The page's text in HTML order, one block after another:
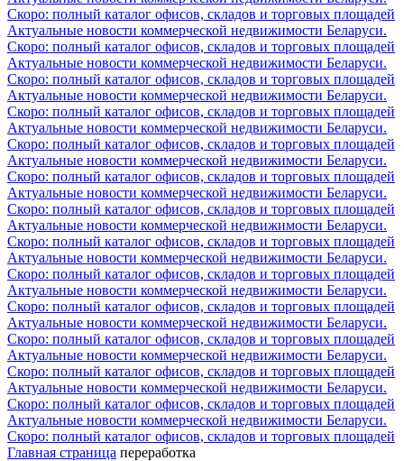
Скоро: полный каталог офисов, складов и торговых площадей
Актуальные новости коммерческой недвижимости Беларуси.
Скоро: полный каталог офисов, складов и торговых площадей
Актуальные новости коммерческой недвижимости Беларуси.
Скоро: полный каталог офисов, складов и торговых площадей
Актуальные новости коммерческой недвижимости Беларуси.
Скоро: полный каталог офисов, складов и торговых площадей
Актуальные новости коммерческой недвижимости Беларуси.
Скоро: полный каталог офисов, складов и торговых площадей
Актуальные новости коммерческой недвижимости Беларуси.
Скоро: полный каталог офисов, складов и торговых площадей
Актуальные новости коммерческой недвижимости Беларуси.
Скоро: полный каталог офисов, складов и торговых площадей
Актуальные новости коммерческой недвижимости Беларуси.
Скоро: полный каталог офисов, складов и торговых площадей
Актуальные новости коммерческой недвижимости Беларуси.
Скоро: полный каталог офисов, складов и торговых площадей
Актуальные новости коммерческой недвижимости Беларуси.
Скоро: полный каталог офисов, складов и торговых площадей
Актуальные новости коммерческой недвижимости Беларуси.
Скоро: полный каталог офисов, складов и торговых площадей
Актуальные новости коммерческой недвижимости Беларуси.
Скоро: полный каталог офисов, складов и торговых площадей
Актуальные новости коммерческой недвижимости Беларуси.
Скоро: полный каталог офисов, складов и торговых площадей
Актуальные новости коммерческой недвижимости Беларуси.
Скоро: полный каталог офисов, складов и торговых площадей
Главная страница переработка